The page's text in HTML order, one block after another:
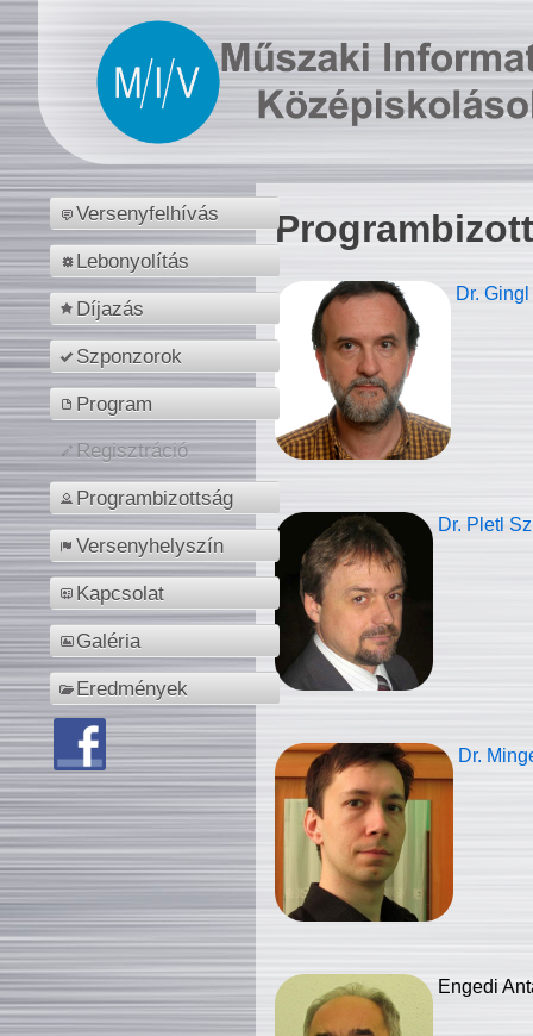
Versenyfelhívás
Lebonyolítás
Díjazás
Szponzorok
Program
Regisztráció
Programbizottság
Versenyhelyszín
Kapcsolat
Galéria
Eredmények
Dr.
Dr. Pletl
Dr.
Engedi